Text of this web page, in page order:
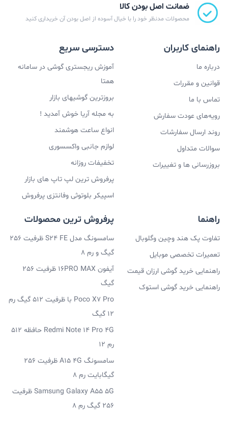
ضمانت اصل بودن کالا
محصولات مدنظر خود را با خیال آسوده از اصل بودن آن خریداری کنید
راهنمای کاربران
درباره ما
قوانین و مقررات
تماس با ما
رویه‌های عودت سفارش
روند ارسال سفارشات
سوالات متداول
بروزرسانی ها و تغییرات
دسترسی سریع
آموزش ریجستری گوشی در سامانه
همتا
بروزترین گوشیهای بازار
به مجله آریا خوش آمدید !
انواع ساعت هوشمند
لوازم جانبی واکسسوری
تخفیفات روزانه
پرفروش ترین لپ تاپ های بازار
اسپیکر بلوتوثی وفانتزی پرفروش
راهنما
تفاوت پک هند وچین وگلوبال
تعمیرات تخصصی موبایل
راهنمایی خرید گوشی ارزان قیمت
راهنمایی خرید گوشی استوک
پرفروش ترین محصولات
سامسونگ مدل S24 FE ظرفیت 256
گیگ و رم 8
آیفون 16PRO MAX ظرفیت 256
گیگ
Poco X7 Pro با ظرفیت 512 گیگ رم
12 گیگ
Redmi Note 14 Pro 4G حافظه 512
رم 12
سامسونگ A15 4G ظرفیت 256
گیگابایت رم 8
Samsung Galaxy A55 5G ظرفیت
256 گیگ رم 8